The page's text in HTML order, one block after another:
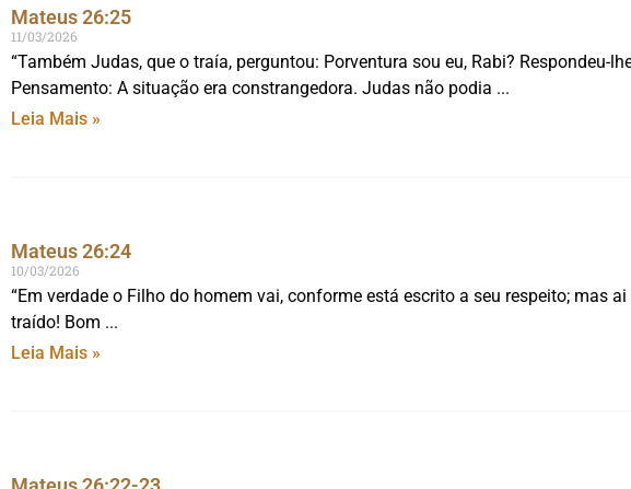
Mateus 26:25
11/03/2026
“Também Judas, que o traía, perguntou: Porventura sou eu, Rabi? Respondeu-
Pensamento: A situação era constrangedora. Judas não podia
Leia Mais »
Mateus 26:24
10/03/2026
“Em verdade o Filho do homem vai, conforme está escrito a seu respeito; mas
traído! Bom
Leia Mais »